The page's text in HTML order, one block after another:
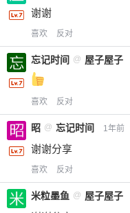
谢谢
喜欢 反对
忘记时间 @ 屋子屋子
喜欢 反对
昭 @ 忘记时间 1年前
谢谢分享
喜欢 反对
米粒墨鱼 @ 屋子屋子